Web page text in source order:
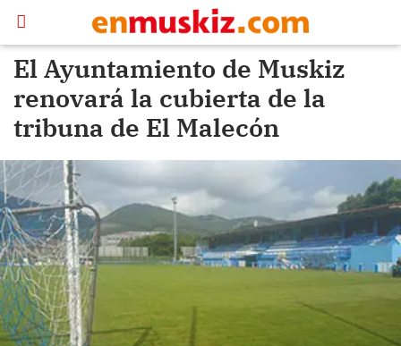
El Ayuntamiento de Muskiz
renovará la cubierta de la
tribuna de El Malecón